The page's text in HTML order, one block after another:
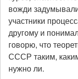
вожди
участники
другому и
говорю, что
СССР таким,
нужно ли.